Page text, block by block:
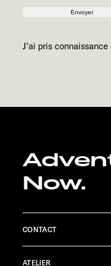
Envoyer
J’ai pris connaissance
Now.
CONTACT
ATELIER